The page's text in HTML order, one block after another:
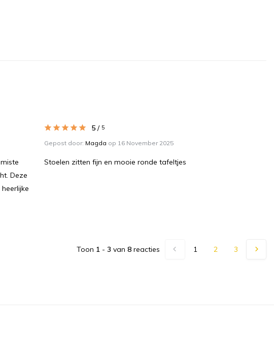
Deze
5 / 5
Gepost door: Magda op 16 November 2025
Stoelen zitten fijn en mooie ronde tafeltjes
Toon 1 - 3 van 8 reacties 1 2 3